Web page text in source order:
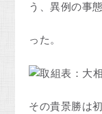
う、異例の事
った。
その貴景勝は